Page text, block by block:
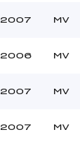
2007 MV
2006 MV
2007 MV
2007 MV